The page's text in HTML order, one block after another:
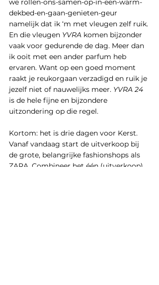
we rollen-ons-samen-op-in-een-warm-
dekbed-en-gaan-genieten-geur
namelijk dat ik ‘m met vleugen zelf ruik.
En die vleugen YVRA komen bijzonder
vaak voor gedurende de dag. Meer dan
ik ooit met een ander parfum heb
ervaren. Want op een goed moment
raakt je reukorgaan verzadigd en ruik je
jezelf niet of nauwelijks meer. YVRA 24
is de hele fijne en bijzondere
uitzondering op die regel.
Kortom: het is drie dagen voor Kerst.
Vanaf vandaag start de uitverkoop bij
de grote, belangrijke fashionshops als
ZARA. Combineer het één (uitverkoop)